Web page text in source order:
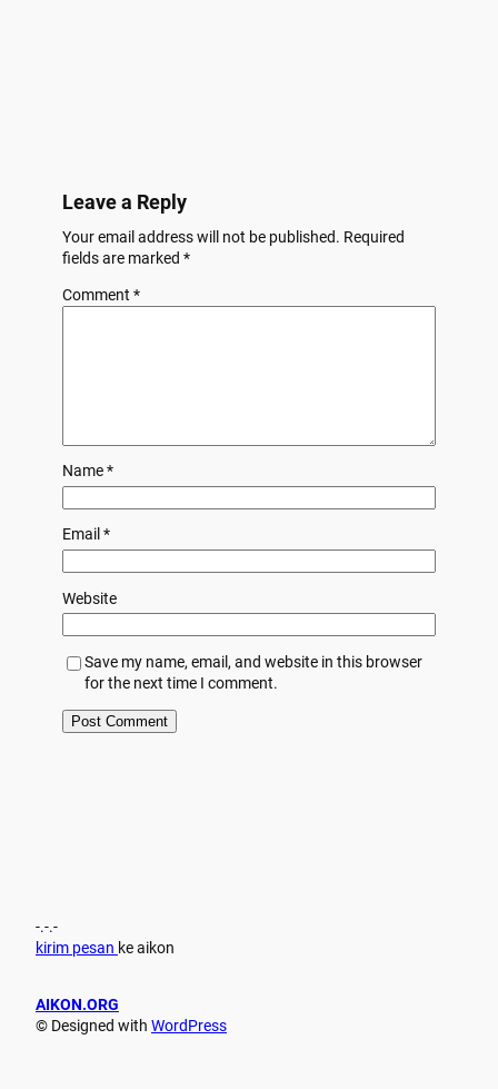
Leave a Reply
Your email address will not be published. Required
fields are marked *
Comment *
Name*
Email *
Website
Save my name, email, and website in this browser
for the next time I comment.
-.-.-
kirim pesan ke aikon
AIKON.ORG
© Designed with WordPress